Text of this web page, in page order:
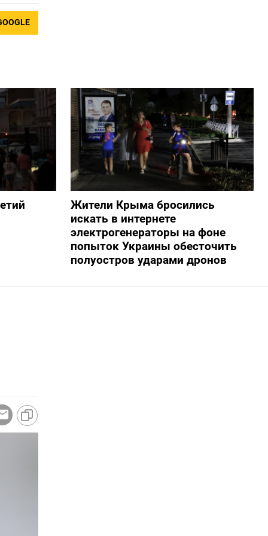
Жители Крыма бросились
искать в интернете
электрогенераторы на фоне
попыток Украины обесточить
полуостров ударами дронов